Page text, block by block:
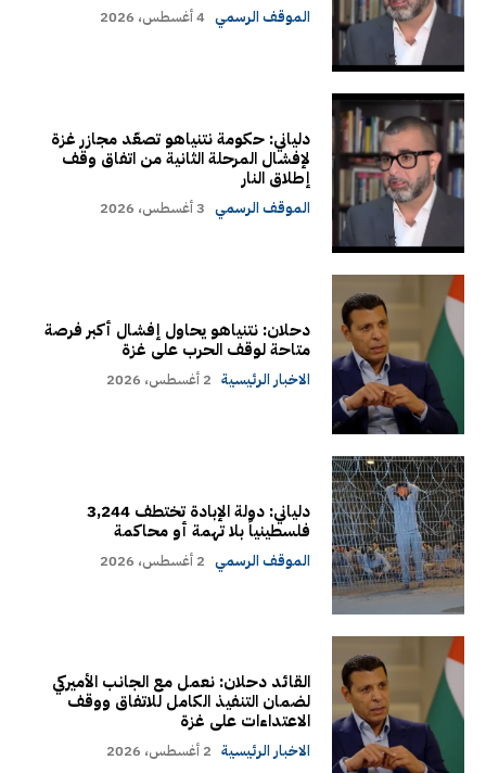
الموقف الرسمي 4 أغسطس، 2026
دلياني: حكومة نتنياهو تصعّد مجازر غزة
لإفشال المرحلة الثانية من اتفاق وقف
إطلاق النار
الموقف الرسمي 3 أغسطس، 2026
دحلان: نتنياهو يحاول إفشال أكبر فرصة
متاحة لوقف الحرب على غزة
الاخبار الرئيسية 2 أغسطس، 2026
دلياني: دولة الإبادة تختطف 3,244
فلسطينياً بلا تهمة أو محاكمة
الموقف الرسمي 2 أغسطس، 2026
القائد دحلان: نعمل مع الجانب الأميركي
لضمان التنفيذ الكامل للاتفاق ووقف
الاعتداءات على غزة
الاخبار الرئيسية 2 أغسطس، 2026